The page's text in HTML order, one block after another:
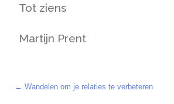
Tot ziens
Martijn Prent
Posts
← Wandelen om je relaties te verbeteren